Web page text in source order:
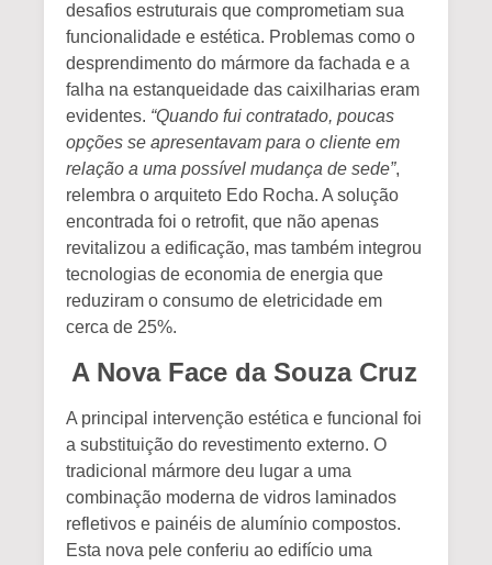
desafios estruturais que comprometiam sua
funcionalidade e estética. Problemas como o
desprendimento do mármore da fachada e a
falha na estanqueidade das caixilharias eram
evidentes. “Quando fui contratado, poucas
opções se apresentavam para o cliente em
relação a uma possível mudança de sede”,
relembra o arquiteto Edo Rocha. A solução
encontrada foi o retrofit, que não apenas
revitalizou a edificação, mas também integrou
tecnologias de economia de energia que
reduziram o consumo de eletricidade em
cerca de 25%.
A Nova Face da Souza Cruz
A principal intervenção estética e funcional foi
a substituição do revestimento externo. O
tradicional mármore deu lugar a uma
combinação moderna de vidros laminados
refletivos e painéis de alumínio compostos.
Esta nova pele conferiu ao edifício uma